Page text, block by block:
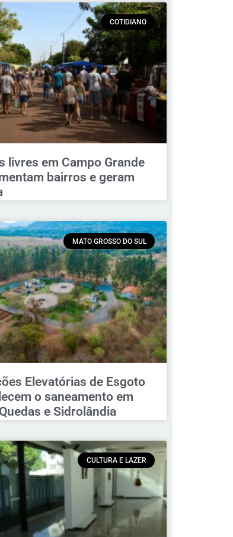
COTIDIANO
livres em Campo Grande
bairros e geram
MATO GROSSO DO SUL
Elevatórias de Esgoto
o saneamento em
e Sidrolândia
CULTURA E LAZER